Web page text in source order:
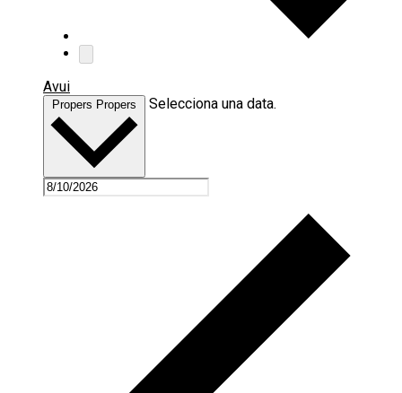
Avui
Propers Propers Selecciona una data.